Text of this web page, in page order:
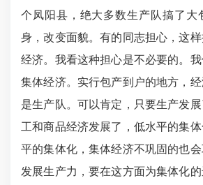
个凤阳县，绝大多数生产队搞了大
身，改变面貌。有的同志担心，这
经济。我看这种担心是不必要的。
集体经济。实行包产到户的地方，
是生产队。可以肯定，只要生产发
工和商品经济发展了，低水平的集
平的集体化，集体经济不巩固的也
发展生产力，要在这方面为集体化